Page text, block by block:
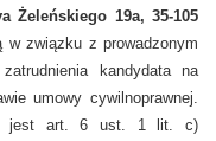
Żeleńskiego 19a, 35-105
w związku z prowadzonym
kandydata na
umowy cywilnoprawnej.
jest art. 6 ust. 1 lit. c)